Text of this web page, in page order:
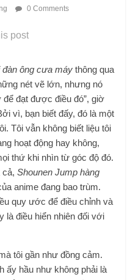
0 Comments
post
đàn ông cưa máy thông qua
nét vẽ lớn, nhưng nó
đạt được điều đó”, giờ
vì, bạn biết đấy, đó là một
Tôi vẫn không biết liệu tôi
hoạt động hay không,
thứ khi nhìn từ góc độ đó.
cả,Shounen Jump hàng
anime đang bao trùm.
quy ước để điều chỉnh và
là điều hiển nhiên đối với
tôi gần như đồng cảm.
ấy hầu như không phải là